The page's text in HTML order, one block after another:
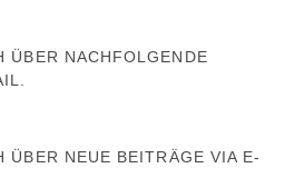
ÜBER NACHFOLGENDE
ÜBER NEUE BEITRÄGE VIA E-